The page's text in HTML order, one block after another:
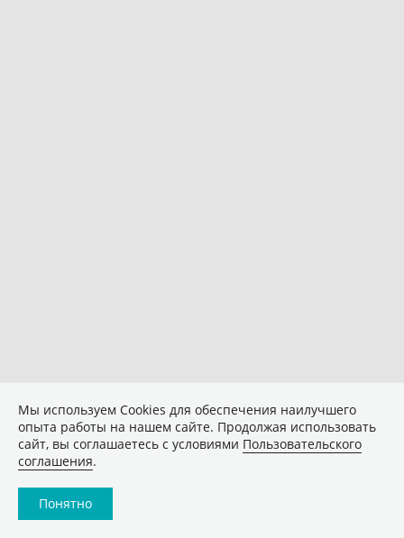
Мы используем Сookies для обеспечения наилучшего
опыта работы на нашем сайте. Продолжая использовать
сайт, вы соглашаетесь с условиями Пользовательского
соглашения.
Понятно